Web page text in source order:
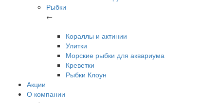
Рыбки
←
Кораллы и актинии
Улитки
Морские рыбки для аквариума
Креветки
Рыбки Клоун
Акции
О компании